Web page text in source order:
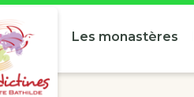
Les monastères